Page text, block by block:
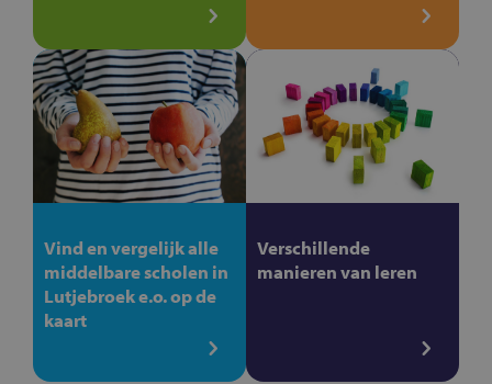
Vind en vergelijk alle
middelbare scholen in
Lutjebroek e.o. op de
kaart
Verschillende
manieren van leren